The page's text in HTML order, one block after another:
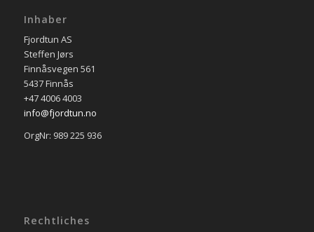
Inhaber
Fjordtun AS
Steffen Jørs
Finnåsvegen 561
5437 Finnås
+47 4006 4003
info@fjordtun.no
OrgNr: 989 225 936
Rechtliches